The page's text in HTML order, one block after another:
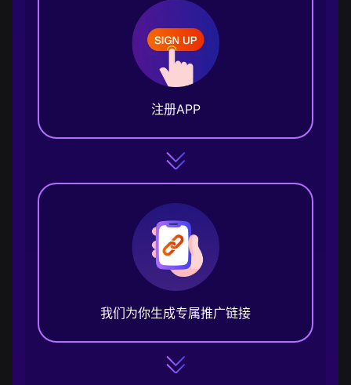
注册APP
我们为你生成专属推广链接